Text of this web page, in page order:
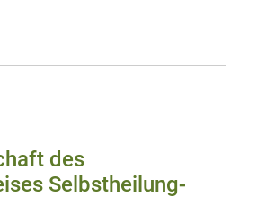
des
Selbstheilung-